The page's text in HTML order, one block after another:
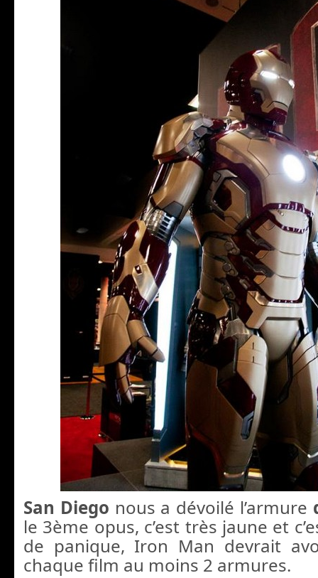
San Diego nous a dévoilé l’armure
le 3ème opus, c’est très jaune et
de panique, Iron Man devrait
chaque film au moins 2 armures.